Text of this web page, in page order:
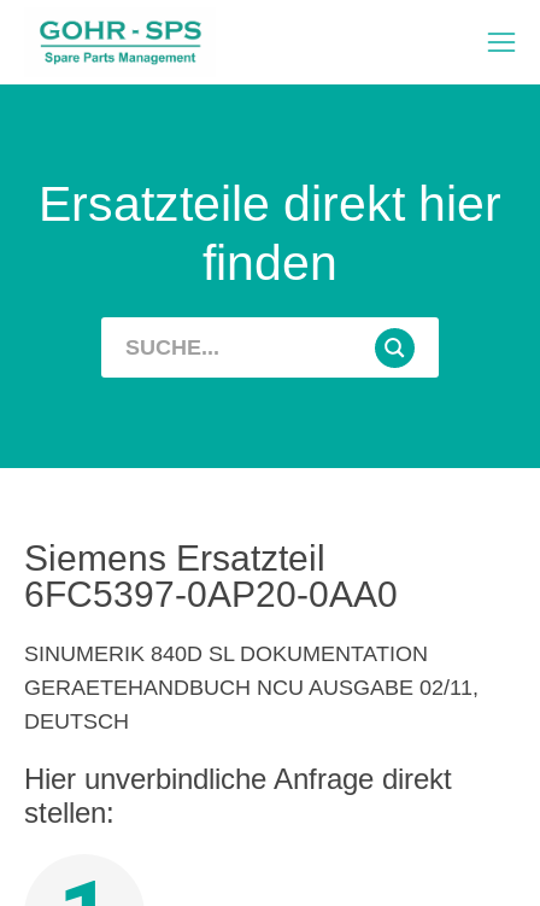
Ersatzteile direkt hier
finden
Siemens Ersatzteil
6FC5397-0AP20-0AA0
SINUMERIK 840D SL DOKUMENTATION
GERAETEHANDBUCH NCU AUSGABE 02/11,
DEUTSCH
Hier unverbindliche Anfrage direkt
stellen: